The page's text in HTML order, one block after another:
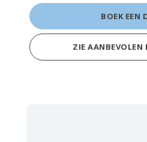
BOEK EEN
ZIE AANBEVOLEN